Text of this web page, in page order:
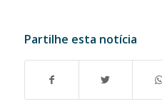
Partilhe esta notícia